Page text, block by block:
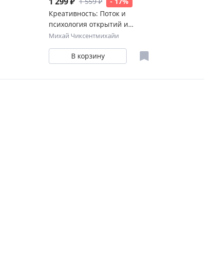
Креативность: Поток и
психология открытий и
изобретений
Михай Чиксентмихайи
В корзину